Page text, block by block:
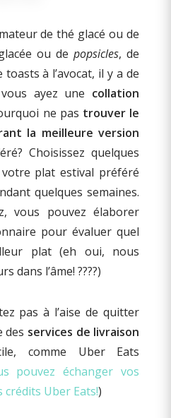
de thé glacé ou de
ou depopsicles, de
à l’avocat, il y a de
ayez une collation
ne pas trouver le
la meilleure version
Choisissez quelques
plat estival préféré
quelques semaines.
vous pouvez élaborer
pour évaluer quel
plat (eh oui, nous
dans l’âme! ????)
pas à l’aise de quitter
des services de livraison
comme Uber Eats
pouvez échanger vos
crédits Uber Eats!)